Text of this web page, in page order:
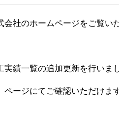
会社のホームページをご覧い
実績一覧の追加更新を行いま
ページにてご確認いただけま